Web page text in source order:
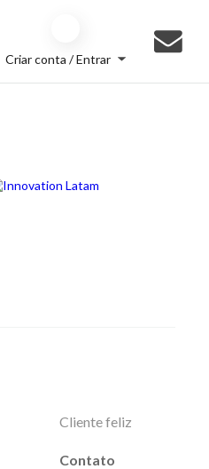
Criar conta / Entrar
Cliente feliz
Contato